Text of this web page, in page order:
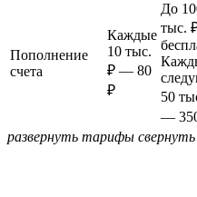
Пополнение
счета
Каждые
10 тыс.
₽ — 80
₽
До
тыс.
50
—
развернуть тарифы